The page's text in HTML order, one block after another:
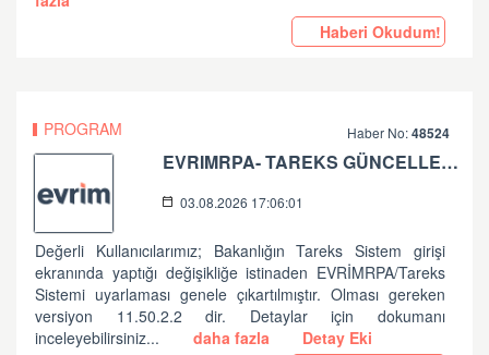
Haberi Okudum!
PROGRAM Haber No:48524
EVRIMRPA- TAREKS GÜNCELLEMESI HAKKINDA (V: 11.50.2.2)
03.08.2026 17:06:01
Değerli Kullanıcılarımız; Bakanlığın Tareks Sistem girişi
ekranında yaptığı değişikliğe istinaden EVRİMRPA/Tareks
Sistemi uyarlaması genele çıkartılmıştır. Olması gereken
versiyon 11.50.2.2 dir. Detaylar için dokumanı
inceleyebilirsiniz...
daha fazla
Detay Eki